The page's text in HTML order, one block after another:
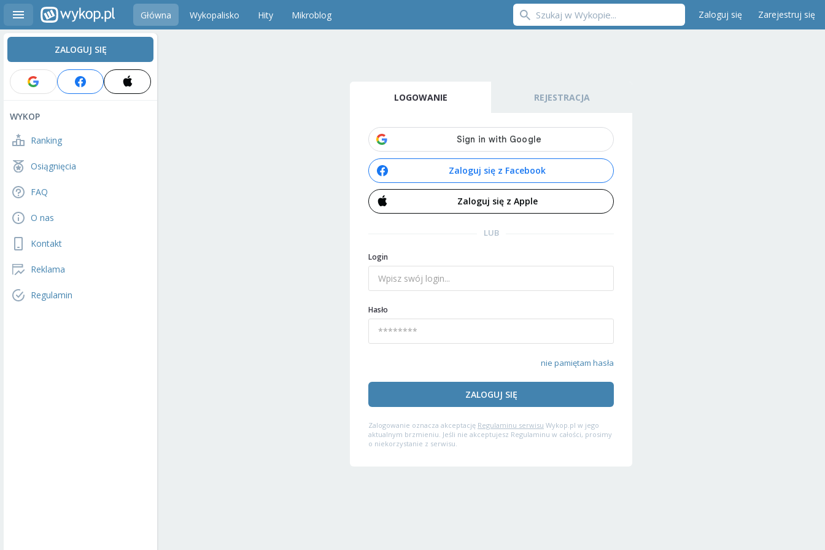
Główna Wykopalisko Hity Mikroblog Zaloguj się Zarejestruj się
ZALOGUJ SIĘ
WYKOP
Ranking
Osiągnięcia
FAQ
O nas
Kontakt
Reklama
Regulamin
LOGOWANIE REJESTRACJA
Zaloguj się z Facebook
Zaloguj się z Apple
LUB
Login
Hasło
nie pamiętam hasła
ZALOGUJ SIĘ
Zalogowanie oznacza akceptację Regulaminu serwisu Wykop.pl w jego
aktualnym brzmieniu. Jeśli nie akceptujesz Regulaminu w całości, prosimy
o niekorzystanie z serwisu.